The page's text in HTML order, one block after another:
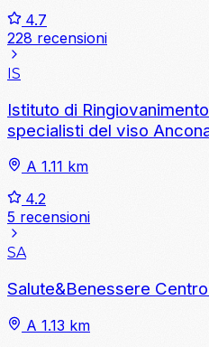
4.7
228 recensioni
IS
Istituto di
specialisti del viso
A 1.11 km
4.2
5 recensioni
SA
Salute&Benessere
A 1.13 km